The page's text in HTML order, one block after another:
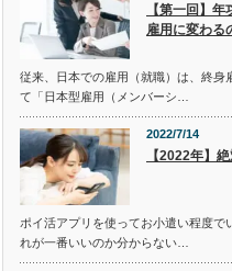
【第一回】
雇用に変わる
従来、日本での雇用（就職）は、終
て「日本型雇用（メンバーシ…
2022/7/14
【2022年】
ポイ活アプリを使ってお小遣い程度
れが一番いいのか分からない…